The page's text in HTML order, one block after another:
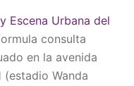
Escena Urbana del
consulta
en la avenida
(estadio Wanda